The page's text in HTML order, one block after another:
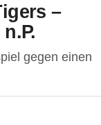
–
gegen einen